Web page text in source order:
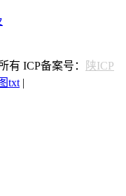
有 ICP备案号：
陕ICP
txt|